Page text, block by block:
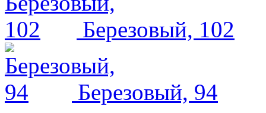
Березовый, 102
Березовый, 94